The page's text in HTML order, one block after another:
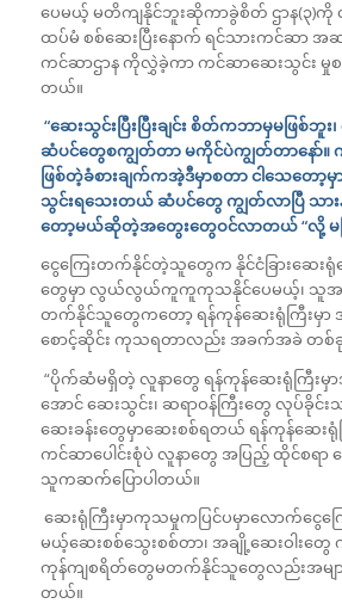
ပေမယ့် မတိကျနိုင်ဘူးဆိုကာခွဲစိတ် ဌာန(၃)
ထပ်မံ စစ်ဆေးပြီးနောက် ရင်သားကင်ဆာ
ကင်ဆာဌာန ကိုလွှဲခဲ့ကာ ကင်ဆာဆေးသွင်း
တယ်။
“ဆေးသွင်းပြီးပြီးချင်း စိတ်ကဘာမှမဖြစ်ဘူး
ဆံပင်တွေစကျွတ်တာ မကိုင်ပဲကျွတ်တာနော်။ ကို
ဖြစ်တဲ့ခံစားချက်ကအဲ့ဒီမှာစတာ ငါသေတော့မှ
သွင်းရသေးတယ် ဆံပင်တွေ ကျွတ်လာပြီ သား
တော့မယ်ဆိုတဲ့အတွေးတွေဝင်လာတယ် “လို့ မဖ
ငွေကြေးတက်နိုင်တဲ့သူတွေက နိုင်ငံခြားဆေး
တွေမှာ လွယ်လွယ်ကူကူကုသနိုင်ပေမယ့်၊ သူအပါ
တက်နိုင်သူတွေကတော့ ရန်ကုန်ဆေးရုံကြီးမှာ အခ
စောင့်ဆိုင်း ကုသရတာလည်း အခက်အခဲ တ
“ပိုက်ဆံမရှိတဲ့ လူနာတွေ ရန်ကုန်ဆေးရုံကြီးမှာအ
အောင် ဆေးသွင်း၊ ဆရာဝန်ကြီးတွေ လုပ်ခိုင်း
ဆေးခန်းတွေမှာဆေးစစ်ရတယ် ရန်ကုန်ဆေးရုံက
ကင်ဆာပေါင်းစုံပဲ လူနာတွေ အပြည့် ထိုင်စရာ
သူကဆက်ပြောပါတယ်။
ဆေးရုံကြီးမှာကုသမှုကပြင်ပမှာလောက်ငွေကြ
မယ့်ဆေးစစ်သွေးစစ်တာ၊ အချို့ဆေးဝါးတွ
ကုန်ကျစရိတ်တွေမတက်နိုင်သူတွေလည်းအမျာ
တယ်။